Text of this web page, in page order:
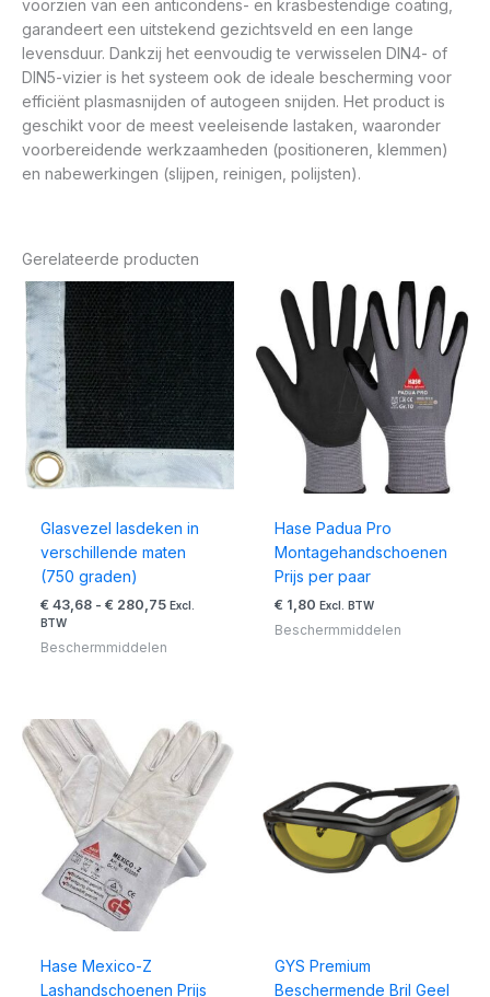
voorzien van een anticondens- en krasbestendige coating,
garandeert een uitstekend gezichtsveld en een lange
levensduur. Dankzij het eenvoudig te verwisselen DIN4- of
DIN5-vizier is het systeem ook de ideale bescherming voor
efficiënt plasmasnijden of autogeen snijden. Het product is
geschikt voor de meest veeleisende lastaken, waaronder
voorbereidende werkzaamheden (positioneren, klemmen)
en nabewerkingen (slijpen, reinigen, polijsten).
Gerelateerde producten
Glasvezel lasdeken in
verschillende maten
(750 graden)
€ 43,68 - € 280,75
Prijsklasse:
€ 43,68
tot
€ 280,75
Excl.
BTW
Beschermmiddelen
Hase Padua Pro
Montagehandschoenen
Prijs per paar
€ 1,80 Excl. BTW
Beschermmiddelen
Hase Mexico-Z
Lashandschoenen Prijs
GYS Premium
Beschermende Bril Geel